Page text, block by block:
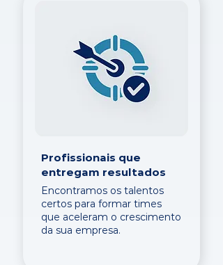
Profissionais que
entregam resultados
Encontramos os talentos
certos para formar times
que aceleram o crescimento
da sua empresa.